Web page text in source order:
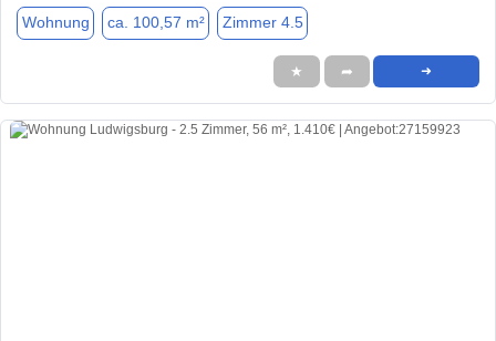
Wohnung ca. 100,57 m² Zimmer 4.5
★ ➦ ➜